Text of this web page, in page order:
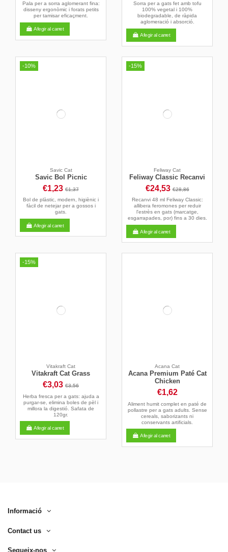
Pala per a sorra aglomerant fina:
disseny ergonòmic i forats petits
per tamisar eficaçment.
Afegir al carret
Sorra per a gats fet amb tofu
100% vegetal i 100%
biodegradable, de ràpida
aglomeració i absorció.
Afegir al carret
-10%
Savic Cat
Savic Bol Picnic
€1,23 €1,37
Bol de plàstic, modern, higiènic i
fàcil de netejar per a gossos i
gats.
Afegir al carret
-15%
Feliway Cat
Feliway Classic Recanvi
€24,53€28,86
Recanvi 48 ml Feliway Classic:
allibera feromones per reduir
l'estrès en gats (marcatge,
esgarrapades, por) fins a 30 dies.
Afegir al carret
-15%
Vitakraft Cat
Vitakraft Cat Grass
€3,03 €3,56
Herba fresca per a gats: ajuda a
purgar-se, elimina boles de pèl i
millora la digestió. Safata de
120gr.
Afegir al carret
Acana Cat
Acana Premium Paté Cat
Chicken
€1,62
Aliment humit complet en paté de
pollastre per a gats adults. Sense
cereals, saborizants ni
conservants artificials.
Afegir al carret
Informació
Contact us
Segueix-nos